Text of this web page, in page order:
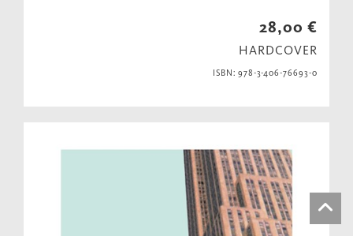
28,00 €
HARDCOVER
ISBN: 978-3-406-76693-0